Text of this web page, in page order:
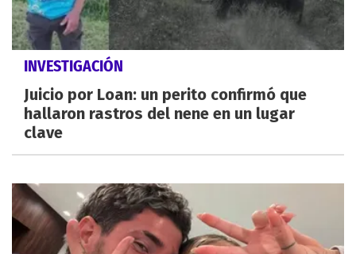
INVESTIGACIÓN
Juicio por Loan: un perito confirmó que
hallaron rastros del nene en un lugar
clave